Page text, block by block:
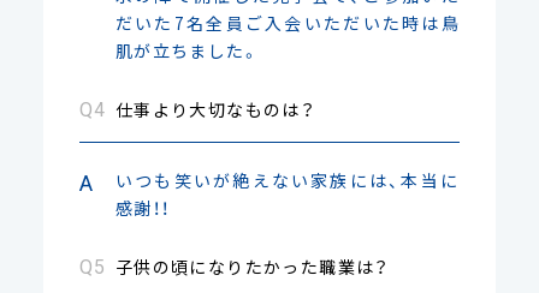
だいた7名全員ご入会いただいた時は鳥
肌が立ちました。
仕事より大切なものは？
いつも笑いが絶えない家族には、本当に
感謝！！
子供の頃になりたかった職業は？